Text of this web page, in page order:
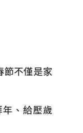
節不僅是家
、給壓歲